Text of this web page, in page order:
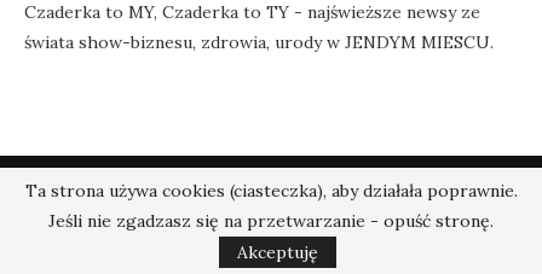
Czaderka to MY, Czaderka to TY - najświeższe newsy ze
świata show-biznesu, zdrowia, urody w JENDYM MIESCU.
@2018 - Czaderka.pl. Wszelkie prawa zastrzeżone.
W GÓRĘ
Ta strona używa cookies (ciasteczka), aby działała poprawnie.
Jeśli nie zgadzasz się na przetwarzanie - opuść stronę.
Akceptuję